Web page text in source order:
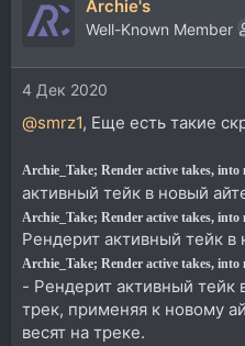
Archie's
Well-Known Member
4 Дек 2020
@smrz1, Еще есть такие
Archie_Take; Render active takes, into
активный тейк в новый
Archie_Take; Render active takes,
Рендерит активный тейк
Archie_Take; Render active takes,
- Рендерит активный тейк
трек, применяя к новому
весят на треке.